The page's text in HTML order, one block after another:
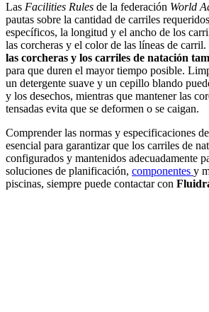
Las Facilities Rules de la federación World
pautas sobre la cantidad de carriles
específicos, la longitud y el ancho de los
las corcheras y el color de las líneas de carril.
las corcheras y los carriles de natación
para que duren el mayor tiempo posible.
un detergente suave y un cepillo blando
y los desechos, mientras que mantener las
tensadas evita que se deformen o se caigan.
Comprender las normas y especificaciones
esencial para garantizar que los carriles de
configurados y mantenidos adecuadamente
soluciones de planificación, componentes y
piscinas, siempre puede contactar con